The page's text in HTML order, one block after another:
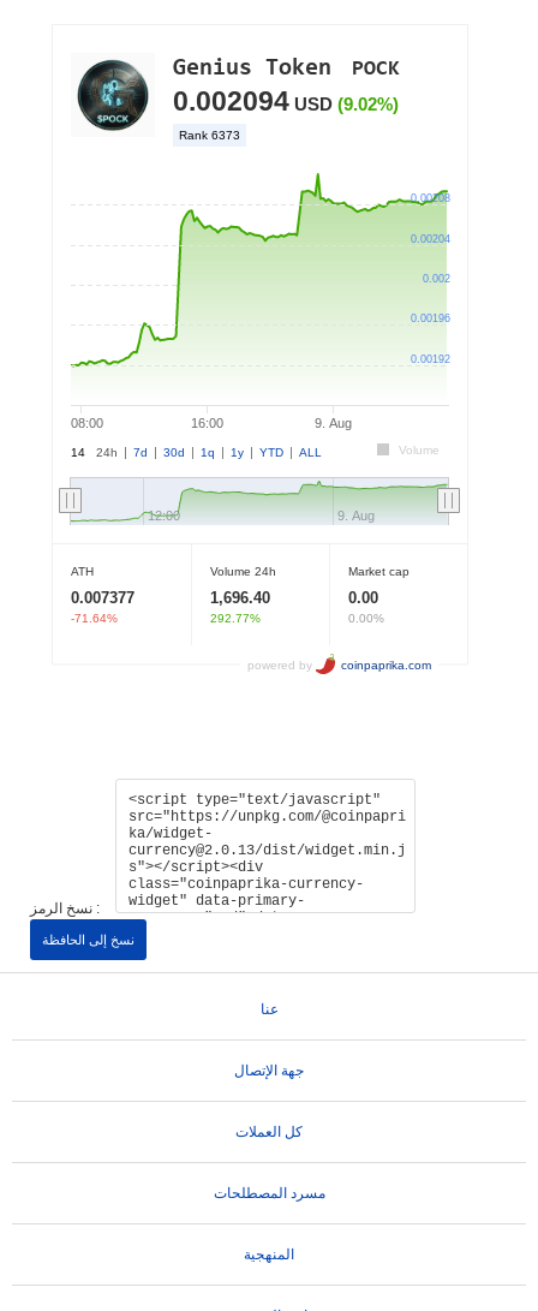
نسخ الرمز :
نسخ إلى الحافظة
عنا
جهة الإتصال
كل العملات
مسرد المصطلحات
المنهجية